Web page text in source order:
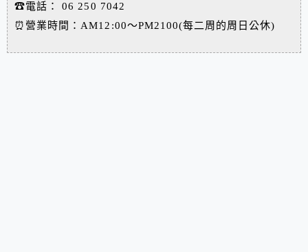
☎電話：
06 250 7042
⏰營業時間：AM12:00～PM2100(每二周的周日公休)